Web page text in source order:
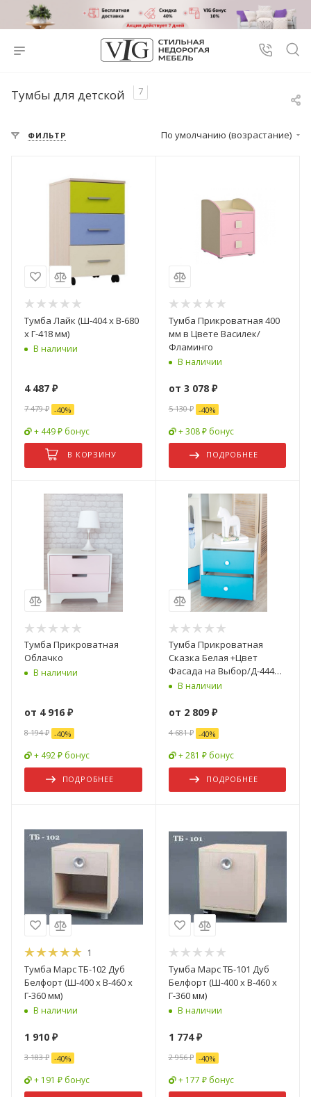
Тумбы для детской 7
ФИЛЬТР По умолчанию (возрастание)
Тумба Лайк (Ш-404 х В-680
х Г-418 мм)
В наличии
4 487 ₽
7 479₽ -40%
+ 449 ₽ бонус
В КОРЗИНУ
Тумба Прикроватная 400
мм в Цвете Василек/
Фламинго
В наличии
от 3 078 ₽
5 130 ₽ -40%
+ 308 ₽ бонус
ПОДРОБНЕЕ
Тумба Прикроватная
Облачко
В наличии
от 4 916 ₽
8 194 ₽ -40%
+ 492 ₽ бонус
ПОДРОБНЕЕ
Тумба Прикроватная
Сказка Белая +Цвет
Фасада на Выбор/Д-444
мм x Ш-500 мм х В-450 мм
В наличии
от 2 809 ₽
4 681 ₽ -40%
+ 281 ₽ бонус
ПОДРОБНЕЕ
1
Тумба Марс ТБ-102 Дуб
Белфорт (Ш-400 x В-460 x
Г-360 мм)
В наличии
1 910 ₽
3 183₽ -40%
+ 191 ₽ бонус
Тумба Марс ТБ-101 Дуб
Белфорт (Ш-400 x В-460 x
Г-360 мм)
В наличии
1 774₽
2 956₽ -40%
+ 177 ₽ бонус